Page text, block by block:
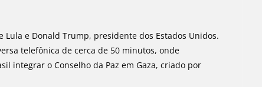
e Donald Trump, presidente dos Estados Unidos.
telefônica de cerca de 50 minutos, onde
integrar o Conselho da Paz em Gaza, criado por